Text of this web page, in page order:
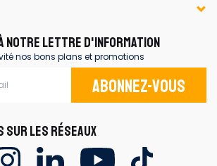
NOTRE LETTRE D'INFORMATION
nos bons plans et promotions
Abonnez-vous
SUR LES RÉSEAUX